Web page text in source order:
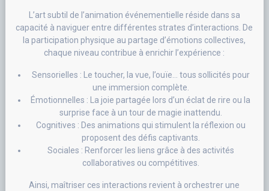
L’art subtil de l’animation événementielle réside dans sa
capacité à naviguer entre différentes strates d’interactions. De
la participation physique au partage d’émotions collectives,
chaque niveau contribue à enrichir l’expérience :
Sensorielles : Le toucher, la vue, l’ouïe… tous sollicités pour
une immersion complète.
Émotionnelles : La joie partagée lors d’un éclat de rire ou la
surprise face à un tour de magie inattendu.
Cognitives : Des animations qui stimulent la réflexion ou
proposent des défis captivants.
Sociales : Renforcer les liens grâce à des activités
collaboratives ou compétitives.
Ainsi, maîtriser ces interactions revient à orchestrer une